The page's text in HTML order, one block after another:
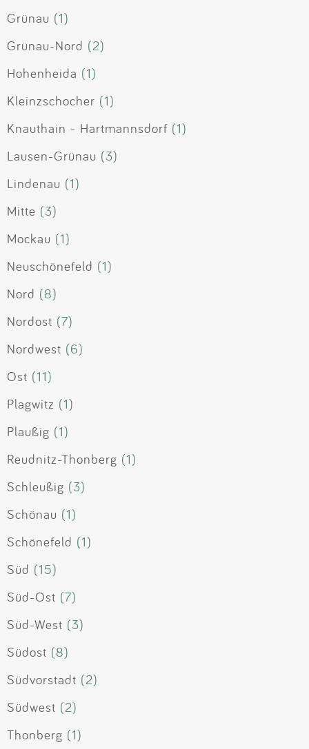
Grünau (1)
Grünau-Nord (2)
Hohenheida (1)
Kleinzschocher (1)
Knauthain - Hartmannsdorf (1)
Lausen-Grünau (3)
Lindenau (1)
Mitte (3)
Mockau (1)
Neuschönefeld (1)
Nord (8)
Nordost (7)
Nordwest (6)
Ost (11)
Plagwitz (1)
Plaußig (1)
Reudnitz-Thonberg (1)
Schleußig (3)
Schönau (1)
Schönefeld (1)
Süd (15)
Süd-Ost (7)
Süd-West (3)
Südost (8)
Südvorstadt (2)
Südwest (2)
Thonberg (1)